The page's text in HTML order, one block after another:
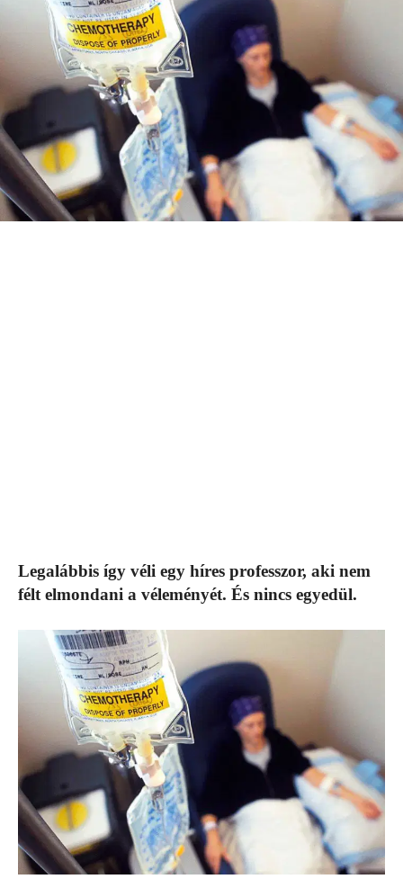
Legalábbis így véli egy híres professzor, aki nem
félt elmondani a véleményét. És nincs egyedül.